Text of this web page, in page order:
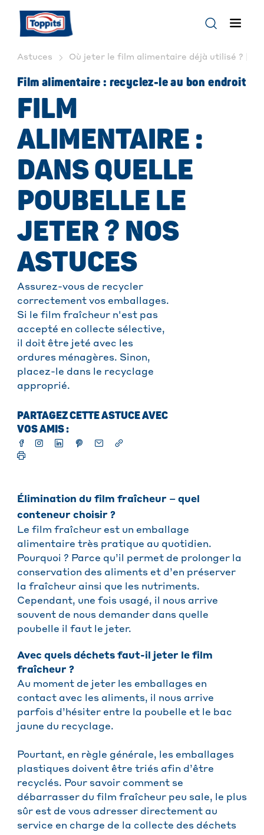
Astuces Où jeter le film alimentaire déjà utilisé ? |
Film alimentaire : recyclez-le au bon endroit
FILM
ALIMENTAIRE :
DANS QUELLE
POUBELLE LE
JETER ? NOS
ASTUCES
Assurez-vous de recycler
correctement vos emballages.
Si le film fraîcheur n'est pas
accepté en collecte sélective,
il doit être jeté avec les
ordures ménagères. Sinon,
placez-le dans le recyclage
approprié.
PARTAGEZ CETTE ASTUCE AVEC
VOS AMIS :
Élimination du film fraîcheur – quel
conteneur choisir ?
Le film fraîcheur est un emballage
alimentaire très pratique au quotidien.
Pourquoi ? Parce qu’il permet de prolonger la
conservation des aliments et d’en préserver
la fraîcheur ainsi que les nutriments.
Cependant, une fois usagé, il nous arrive
souvent de nous demander dans quelle
poubelle il faut le jeter.
Avec quels déchets faut-il jeter le film
fraîcheur ?
Au moment de jeter les emballages en
contact avec les aliments, il nous arrive
parfois d’hésiter entre la poubelle et le bac
jaune du recyclage.
Pourtant, en règle générale, les emballages
plastiques doivent être triés afin d’être
recyclés. Pour savoir comment se
débarrasser du film fraîcheur peu sale, le plus
sûr est de vous adresser directement au
service en charge de la collecte des déchets